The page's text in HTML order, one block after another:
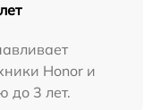
Honor и
до 3 лет.